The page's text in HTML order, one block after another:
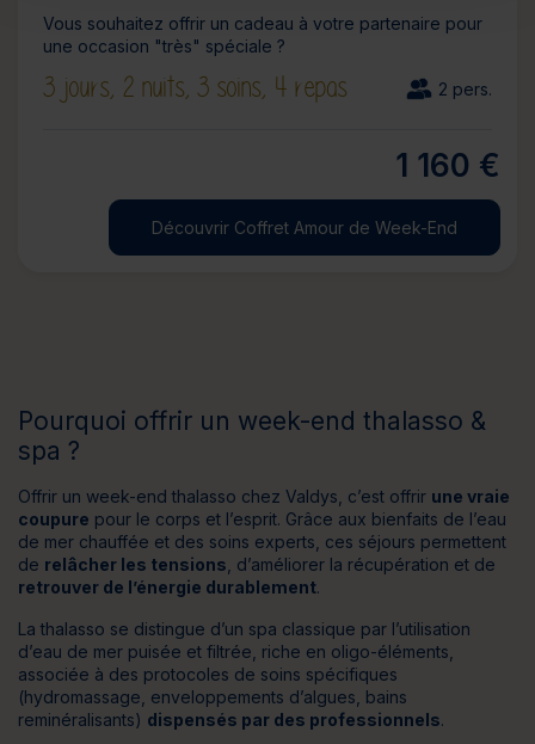
Vous souhaitez offrir un cadeau à votre partenaire pour
une occasion "très" spéciale ?
3 jours, 2 nuits, 3 soins, 4 repas 2 pers.
1 160 €
Découvrir Coffret Amour de Week-End
Pourquoi offrir un week-end thalasso &
spa ?
Offrir un week-end thalasso chez Valdys, c’est offrir une vraie
coupure pour le corps et l’esprit. Grâce aux bienfaits de l’eau
de mer chauffée et des soins experts, ces séjours permettent
de relâcher les tensions , d’améliorer la récupération et de
retrouver de l’énergie durablement.
La thalasso se distingue d’un spa classique par l’utilisation
d’eau de mer puisée et filtrée, riche en oligo-éléments,
associée à des protocoles de soins spécifiques
(hydromassage, enveloppements d’algues, bains
reminéralisants) dispensés par des professionnels.